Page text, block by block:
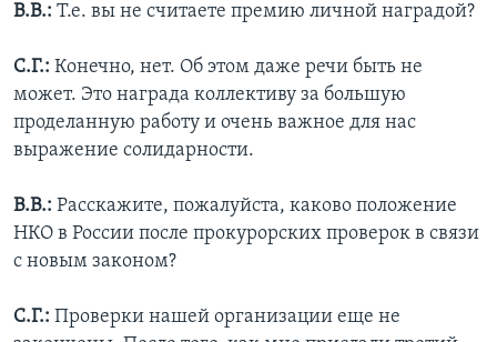
В.В.: Т.е. вы не считаете премию личной наградой?
С.Г.: Конечно, нет. Об этом даже речи быть не
может. Это награда коллективу за большую
проделанную работу и очень важное для нас
выражение солидарности.
В.В.: Расскажите, пожалуйста, каково положение
НКО в России после прокурорских проверок в связи
с новым законом?
С.Г.: Проверки нашей организации еще не